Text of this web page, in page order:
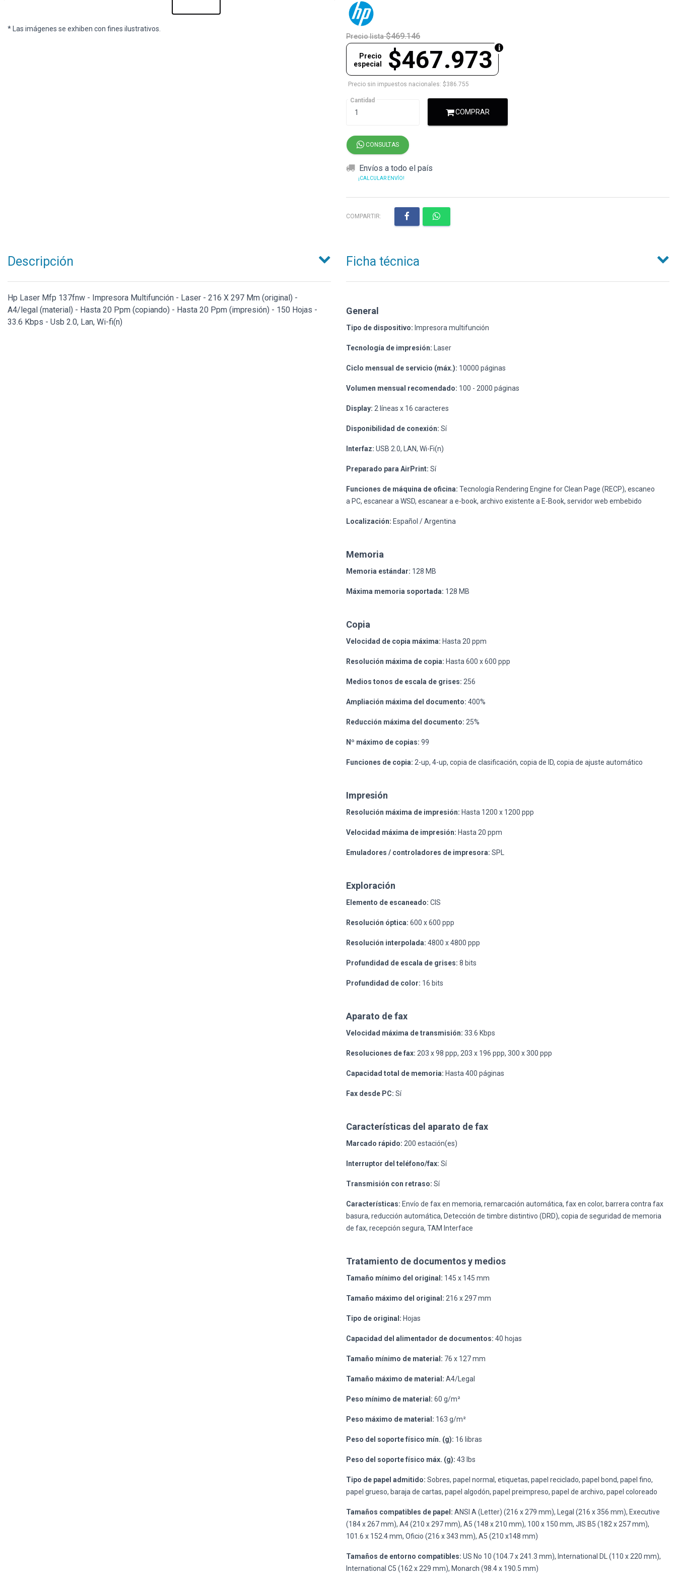
* Las imágenes se exhiben con fines ilustrativos.
Precio lista $469.146
$467.973
Precio
especial
Precio sin impuestos nacionales: $386.755
Cantidad
COMPRAR
CONSULTAS
Envíos a todo el país
¡CALCULAR ENVÍO!
COMPARTIR:
Descripción
Hp Laser Mfp 137fnw - Impresora Multifunción - Laser - 216 X 297 Mm (original) -
A4/legal (material) - Hasta 20 Ppm (copiando) - Hasta 20 Ppm (impresión) - 150 Hojas -
33.6 Kbps - Usb 2.0, Lan, Wi-fi(n)
Ficha técnica
General
Tipo de dispositivo: Impresora multifunción
Tecnología de impresión: Laser
Ciclo mensual de servicio (máx.): 10000 páginas
Volumen mensual recomendado: 100 - 2000 páginas
Display: 2 líneas x 16 caracteres
Disponibilidad de conexión: Sí
Interfaz: USB 2.0, LAN, Wi-Fi(n)
Preparado para AirPrint: Sí
Funciones de máquina de oficina: Tecnología Rendering Engine for Clean Page (RECP), escaneo
a PC, escanear a WSD, escanear a e-book, archivo existente a E-Book, servidor web embebido
Localización: Español / Argentina
Memoria
Memoria estándar: 128 MB
Máxima memoria soportada: 128 MB
Copia
Velocidad de copia máxima: Hasta 20 ppm
Resolución máxima de copia: Hasta 600 x 600 ppp
Medios tonos de escala de grises: 256
Ampliación máxima del documento: 400%
Reducción máxima del documento: 25%
Nº máximo de copias: 99
Funciones de copia: 2-up, 4-up, copia de clasificación, copia de ID, copia de ajuste automático
Impresión
Resolución máxima de impresión: Hasta 1200 x 1200 ppp
Velocidad máxima de impresión: Hasta 20 ppm
Emuladores / controladores de impresora: SPL
Exploración
Elemento de escaneado: CIS
Resolución óptica: 600 x 600 ppp
Resolución interpolada: 4800 x 4800 ppp
Profundidad de escala de grises: 8 bits
Profundidad de color: 16 bits
Aparato de fax
Velocidad máxima de transmisión: 33.6 Kbps
Resoluciones de fax: 203 x 98 ppp, 203 x 196 ppp, 300 x 300 ppp
Capacidad total de memoria: Hasta 400 páginas
Fax desde PC: Sí
Características del aparato de fax
Marcado rápido: 200 estación(es)
Interruptor del teléfono/fax: Sí
Transmisión con retraso: Sí
Características: Envío de fax en memoria, remarcación automática, fax en color, barrera contra fax
basura, reducción automática, Detección de timbre distintivo (DRD), copia de seguridad de memoria
de fax, recepción segura, TAM Interface
Tratamiento de documentos y medios
Tamaño mínimo del original: 145 x 145 mm
Tamaño máximo del original: 216 x 297 mm
Tipo de original: Hojas
Capacidad del alimentador de documentos: 40 hojas
Tamaño mínimo de material: 76 x 127 mm
Tamaño máximo de material: A4/Legal
Peso mínimo de material: 60 g/m²
Peso máximo de material: 163 g/m²
Peso del soporte físico mín. (g): 16 libras
Peso del soporte físico máx. (g): 43 lbs
Tipo de papel admitido: Sobres, papel normal, etiquetas, papel reciclado, papel bond, papel fino,
papel grueso, baraja de cartas, papel algodón, papel preimpreso, papel de archivo, papel coloreado
Tamaños compatibles de papel: ANSI A (Letter) (216 x 279 mm), Legal (216 x 356 mm), Executive
(184 x 267 mm), A4 (210 x 297 mm), A5 (148 x 210 mm), 100 x 150 mm, JIS B5 (182 x 257 mm),
101.6 x 152.4 mm, Oficio (216 x 343 mm), A5 (210 x148 mm)
Tamaños de entorno compatibles: US No 10 (104.7 x 241.3 mm), International DL (110 x 220 mm),
International C5 (162 x 229 mm), Monarch (98.4 x 190.5 mm)